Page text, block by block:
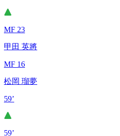
MF 23
甲田 英將
MF 16
松岡 瑠夢
59’
59’